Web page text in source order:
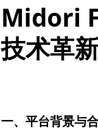
Midori
技术革
一、平台背景与